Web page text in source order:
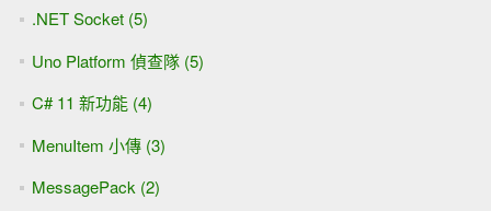
.NET Socket (5)
Uno Platform 偵查隊 (5)
C# 11 新功能 (4)
MenuItem 小傳 (3)
MessagePack (2)